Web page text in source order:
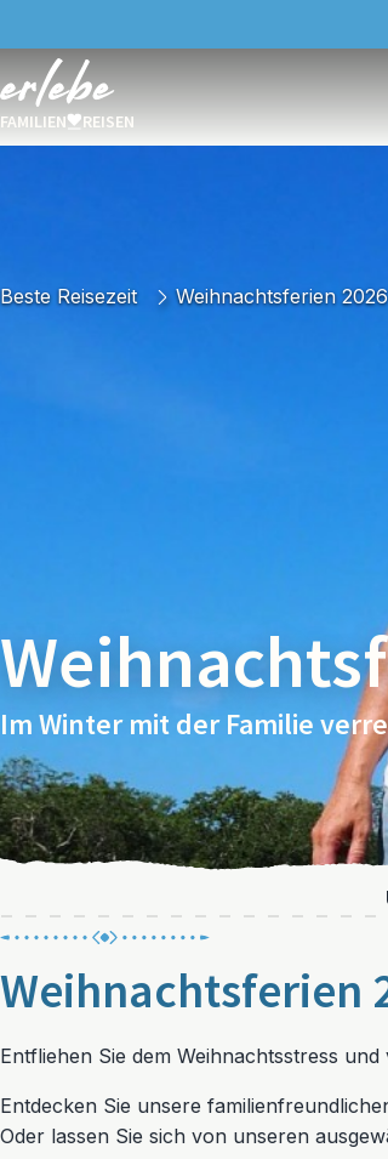
FAMILIEN REISEN
Beste Reisezeit Weihnachtsferien 2026
Im Winter mit der Familie
Weihnachtsferien
Entfliehen Sie dem Weihnachtsstress
Entdecken Sie unsere
Oder lassen Sie sich von unseren